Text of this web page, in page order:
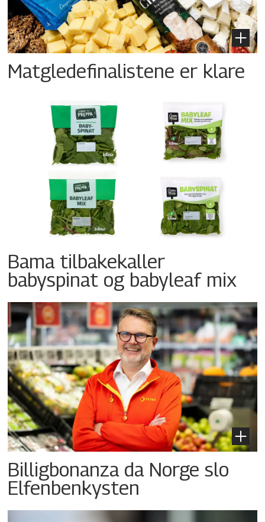
Matgledefinalistene er klare
Bama tilbakekaller
babyspinat og babyleaf mix
Billigbonanza da Norge slo
Elfenbenkysten